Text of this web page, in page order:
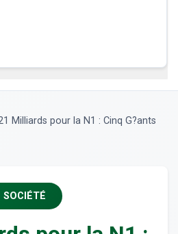
Milliards pour la N1 : Cinq G?ants
SOCIÉTÉ